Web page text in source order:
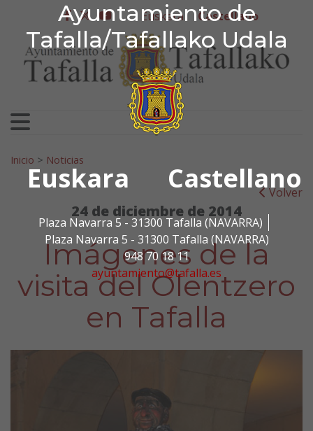
Ayuntamiento de
Tafalla/Tafallako Udala
Euskara Castellano
Plaza Navarra 5 - 31300 Tafalla (NAVARRA)
Plaza Navarra 5 - 31300 Tafalla (NAVARRA)
948 70 18 11
ayuntamiento@tafalla.es
Ir al contenido
Ayuntamiento de
facebook
twitter
youtube
Euskera Castellano
Search for:
Inicio > Noticias
Volver
24 de diciembre de 2014
Imágenes de la
visita del Olentzero
en Tafalla